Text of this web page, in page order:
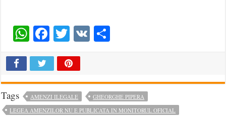
WhatsApp
Facebook
Twitter
VK
Tags AMENZI ILEGALE
GHEORGHE PIPERA
LEGEA AMENZILOR NU E PUBLICATA IN MONITORUL OFICIAL